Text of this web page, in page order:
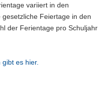
variiert in den
Feiertage in den
der Ferientage pro Schuljahr
es hier.